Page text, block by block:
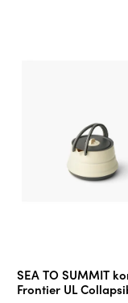
SEA TO SUMMIT
Frontier UL